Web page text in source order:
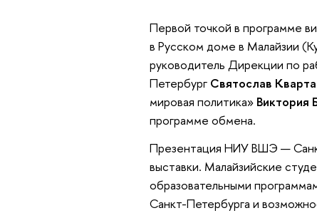
Первой точкой в программе
в Русском доме в Малайзии
руководитель Дирекции по
Петербург Святослав
мировая политика» Виктория
программе обмена.
Презентация НИУ ВШЭ —
выставки. Малайзийские
образовательными
Санкт-Петербурга и